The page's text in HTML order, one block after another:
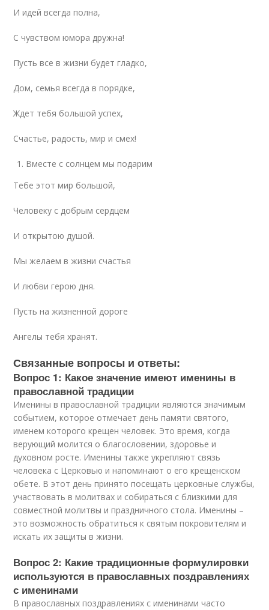
И идей всегда полна,
С чувством юмора дружна!
Пусть все в жизни будет гладко,
Дом, семья всегда в порядке,
Ждет тебя большой успех,
Счастье, радость, мир и смех!
Вместе с солнцем мы подарим
Тебе этот мир большой,
Человеку с добрым сердцем
И открытою душой.
Мы желаем в жизни счастья
И любви герою дня.
Пусть на жизненной дороге
Ангелы тебя хранят.
Связанные вопросы и ответы:
Вопрос 1: Какое значение имеют именины в
православной традиции
Именины в православной традиции являются значимым
событием, которое отмечает день памяти святого,
именем которого крещен человек. Это время, когда
верующий молится о благословении, здоровье и
духовном росте. Именины также укрепляют связь
человека с Церковью и напоминают о его крещенском
обете. В этот день принято посещать церковные службы,
участвовать в молитвах и собираться с близкими для
совместной молитвы и праздничного стола. Именины –
это возможность обратиться к святым покровителям и
искать их защиты в жизни.
Вопрос 2: Какие традиционные формулировки
используются в православных поздравлениях
с именинами
В православных поздравлениях с именинами часто